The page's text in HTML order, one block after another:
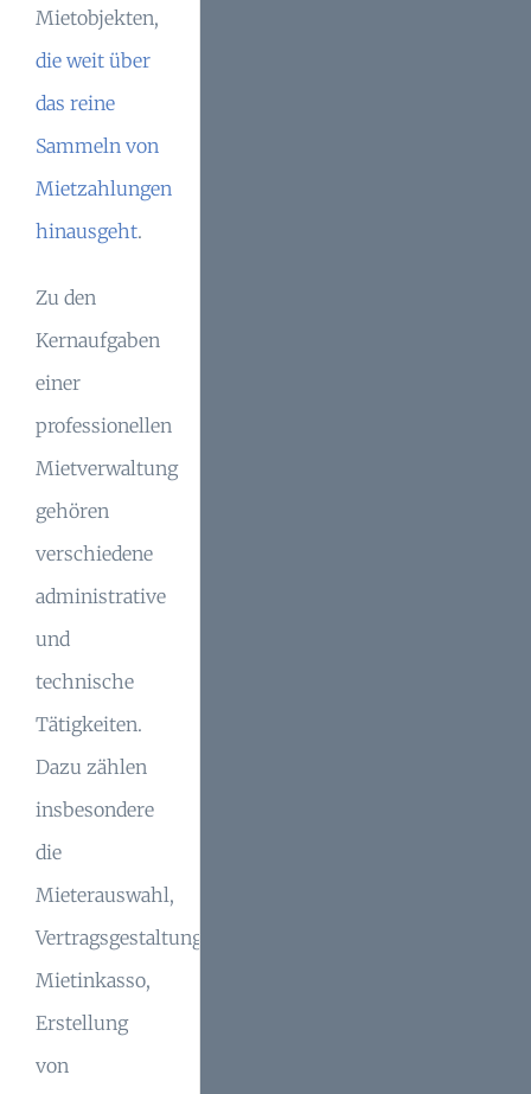
Mietobjekten,
die weit über
das reine
Sammeln von
Mietzahlungen
hinausgeht.
Zu den
Kernaufgaben
einer
professionellen
Mietverwaltung
gehören
verschiedene
administrative
und
technische
Tätigkeiten.
Dazu zählen
insbesondere
die
Mieterauswahl,
Vertragsgestaltung,
Mietinkasso,
Erstellung
von